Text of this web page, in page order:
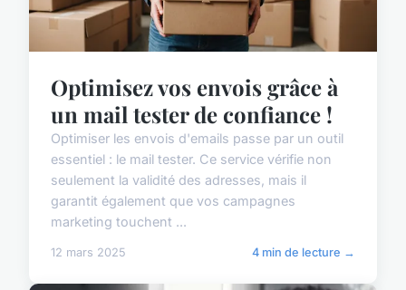
Optimisez vos envois grâce à
un mail tester de confiance !
Optimiser les envois d'emails passe par un outil
essentiel : le mail tester. Ce service vérifie non
seulement la validité des adresses, mais il
garantit également que vos campagnes
marketing touchent ...
12 mars 2025 4 min de lecture →